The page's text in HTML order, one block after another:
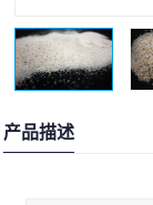
产品描述